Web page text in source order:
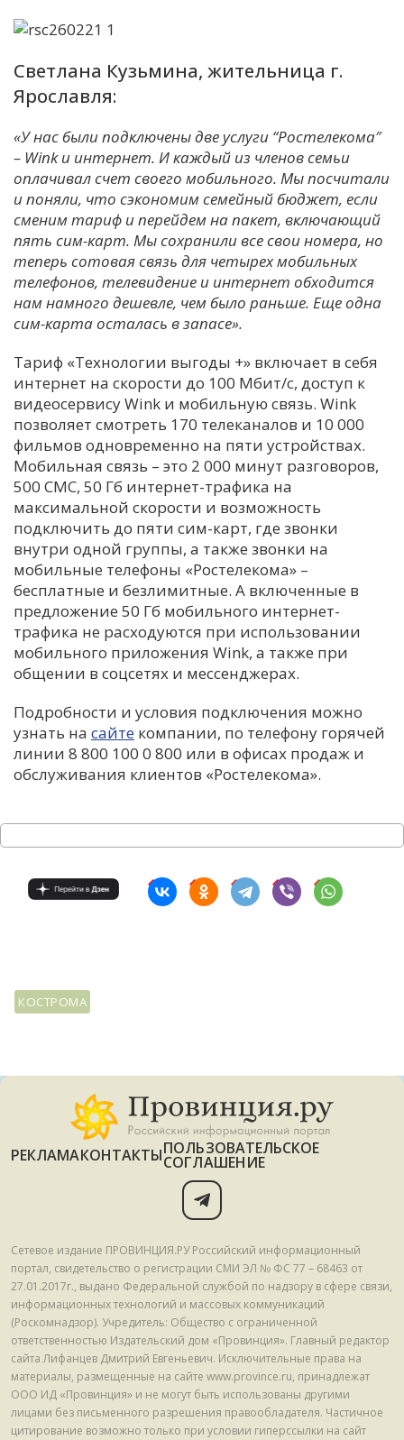
Светлана Кузьмина, жительница г.
Ярославля:
«У нас были подключены две услуги “Ростелекома″
– Wink и интернет. И каждый из членов семьи
оплачивал счет своего мобильного. Мы посчитали
и поняли, что сэкономим семейный бюджет, если
сменим тариф и перейдем на пакет, включающий
пять сим-карт. Мы сохранили все свои номера, но
теперь сотовая связь для четырех мобильных
телефонов, телевидение и интернет обходится
нам намного дешевле, чем было раньше. Еще одна
сим-карта осталась в запасе».
Тариф «Технологии выгоды +» включает в себя
интернет на скорости до 100 Мбит/с, доступ к
видеосервису Wink и мобильную связь. Wink
позволяет смотреть 170 телеканалов и 10 000
фильмов одновременно на пяти устройствах.
Мобильная связь – это 2 000 минут разговоров,
500 СМС, 50 Гб интернет-трафика на
максимальной скорости и возможность
подключить до пяти сим-карт, где звонки
внутри одной группы, а также звонки на
мобильные телефоны «Ростелекома» –
бесплатные и безлимитные. А включенные в
предложение 50 Гб мобильного интернет-
трафика не расходуются при использовании
мобильного приложения Wink, а также при
общении в соцсетях и мессенджерах.
Подробности и условия подключения можно
узнать на сайте компании, по телефону горячей
линии 8 800 100 0 800 или в офисах продаж и
обслуживания клиентов «Ростелекома».
КОСТРОМА
РЕКЛАМАКОНТАКТЫПОЛЬЗОВАТЕЛЬСКОЕ
СОГЛАШЕНИЕ
Сетевое издание ПРОВИНЦИЯ.РУ Российский информационный
портал, свидетельство о регистрации СМИ ЭЛ № ФС 77 – 68463 от
27.01.2017г., выдано Федеральной службой по надзору в сфере связи,
информационных технологий и массовых коммуникаций
(Роскомнадзор). Учредитель: Общество с ограниченной
ответственностью Издательский дом «Провинция». Главный редактор
сайта Лифанцев Дмитрий Евгеньевич. Исключительные права на
материалы, размещенные на сайте www.province.ru, принадлежат
ООО ИД «Провинция» и не могут быть использованы другими
лицами без письменного разрешения правообладателя. Частичное
цитирование возможно только при условии гиперссылки на сайт